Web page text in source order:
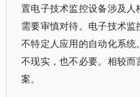
置电子技术监控设备涉及人
需要审慎对待。电子技术
不特定人应用的自动化系
不现实，也不必要。相较
案。